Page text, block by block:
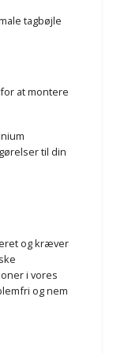
tagbøjle
at montere
til din
og kræver
i vores
og nem